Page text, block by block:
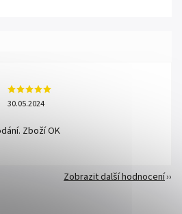
30.05.2024
Zboží OK
Zobrazit další hodnocení